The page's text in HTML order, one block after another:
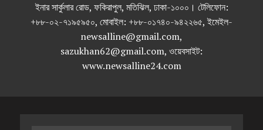
ইনার সার্কুলার রোড, ফকিরাপুল, মতিঝিল, ঢাকা-১০০০। টেলিফোন:
+৮৮-০২-৭১৯৫৯৫০, মোবাইল: +৮৮-০১৭৪০-৯৪২২৬৫, ইমেইল-
newsalline@gmail.com,
sazukhan62@gmail.com, ওয়েবসাইট:
www.newsalline24.com